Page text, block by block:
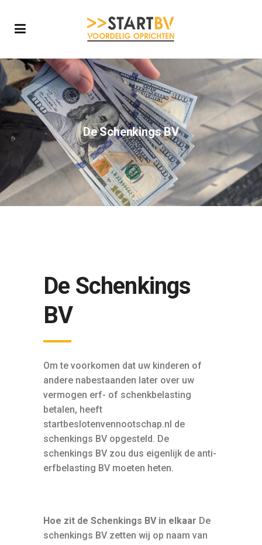
De Schenkings BV
De Schenkings
BV
Om te voorkomen dat uw kinderen of
andere nabestaanden later over uw
vermogen erf- of schenkbelasting
betalen, heeft
startbeslotenvennootschap.nl de
schenkings BV opgesteld. De
schenkings BV zou dus eigenlijk de anti-
erfbelasting BV moeten heten.
Hoe zit de Schenkings BV in elkaar De
schenkings BV zetten wij op naam van